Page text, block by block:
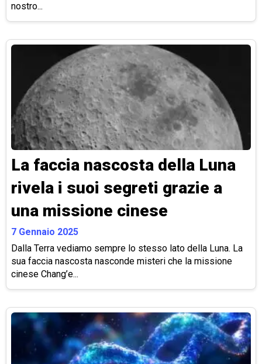
nostro...
La faccia nascosta della Luna
rivela i suoi segreti grazie a
una missione cinese
7 Gennaio 2025
Dalla Terra vediamo sempre lo stesso lato della Luna. La
sua faccia nascosta nasconde misteri che la missione
cinese Chang’e...